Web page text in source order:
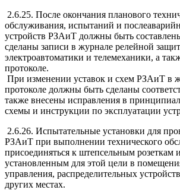
2.6.25. После окончания планового
обслуживания, испытаний и
устройств РЗАиТ должны быть
сделаны записи в журнале релейной
электроавтоматики и телемеханики, а
протоколе.
При изменении уставок и схем РЗАиТ в
протоколе должны быть сделаны
также внесены исправления в
схемы и инструкции по эксплуатации
2.6.26. Испытательные установки для
РЗАиТ при выполнении технического
присоединяться к штепсельным розеткам
установленным для этой цели в
управления, распределительных
других местах.